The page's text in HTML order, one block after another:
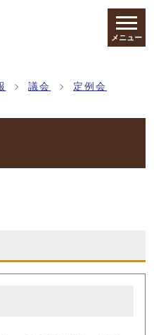
メニュー
議会 定例会